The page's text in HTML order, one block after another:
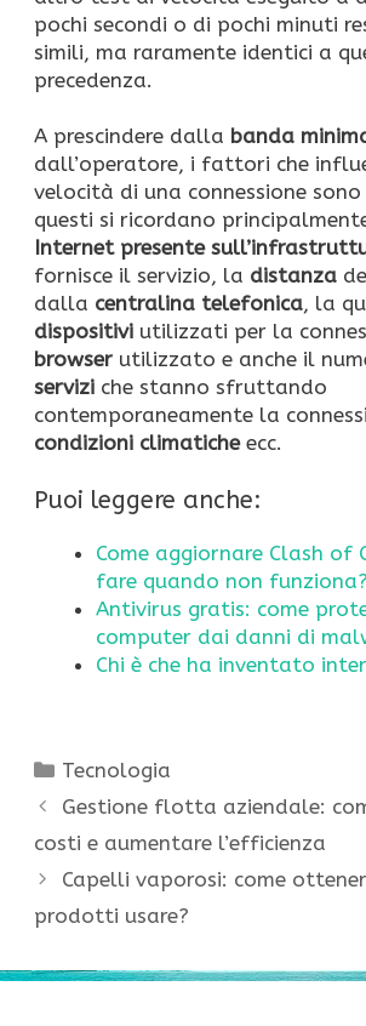
pochi secondi o di pochi minuti
simili, ma raramente identici a
precedenza.
A prescindere dalla banda
dall’operatore, i fattori che
velocità di una connessione
questi si ricordano
Internet presente
fornisce il servizio, la distanza
dalla centralina telefonica, la
dispositivi utilizzati per la
browser utilizzato e anche il
servizi che stanno sfruttando
contemporaneamente la
condizioni climaticheecc.
Puoi leggere anche:
Come aggiornare Clash of
fare quando non funziona?
Antivirus gratis: come
computer dai danni di
Chi è che ha inventato
Categorie
Tecnologia
Gestione flotta aziendale:
costi e aumentare l’efficienza
Capelli vaporosi: come
prodotti usare?